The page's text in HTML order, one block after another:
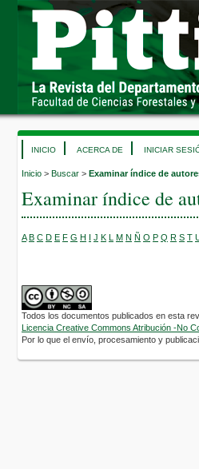
INICIO ACERCA DE INICIAR
Inicio > Buscar > Examinar índice de
Examinar índice de
A B C D E F G H I J K L M N Ñ O P Q R S T
Todos los documentos publicados en esta
Licencia Creative Commons Atribución -No
Por lo que el envío, procesamiento y